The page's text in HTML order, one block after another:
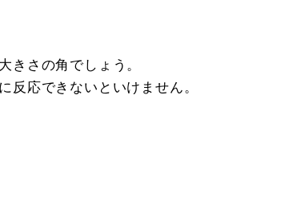
きさの角でしょう。
反応できないといけません。